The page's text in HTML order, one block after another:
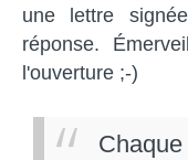
une lettre
réponse.
l'ouverture ;-)